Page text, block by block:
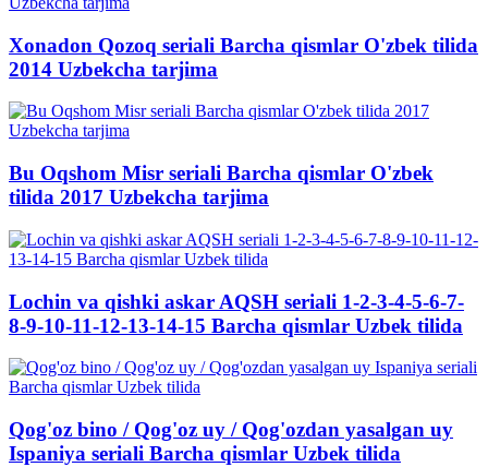
Xonadon Qozoq seriali Barcha qismlar O'zbek tilida
2014 Uzbekcha tarjima
Bu Oqshom Misr seriali Barcha qismlar O'zbek
tilida 2017 Uzbekcha tarjima
Lochin va qishki askar AQSH seriali 1-2-3-4-5-6-7-
8-9-10-11-12-13-14-15 Barcha qismlar Uzbek tilida
Qog'oz bino / Qog'oz uy / Qog'ozdan yasalgan uy
Ispaniya seriali Barcha qismlar Uzbek tilida